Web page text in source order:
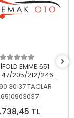
EMME 651
205/212/246
KELEBEKSİZ
30 37 TACLAR
TL